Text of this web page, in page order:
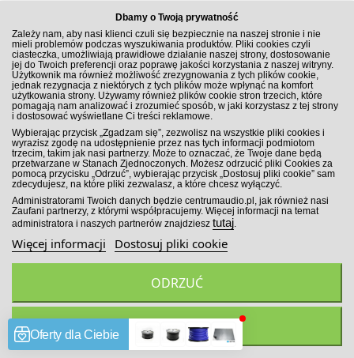
Dbamy o Twoją prywatność
Zależy nam, aby nasi klienci czuli się bezpiecznie na naszej stronie i nie
mieli problemów podczas wyszukiwania produktów. Pliki cookies czyli
ciasteczka, umożliwiają prawidłowe działanie naszej strony, dostosowanie
jej do Twoich preferencji oraz poprawę jakości korzystania z naszej witryny.
Użytkownik ma również możliwość zrezygnowania z tych plików cookie,
jednak rezygnacja z niektórych z tych plików może wpłynąć na komfort
użytkowania strony. Używamy również plików cookie stron trzecich, które
pomagają nam analizować i zrozumieć sposób, w jaki korzystasz z tej strony
i dostosować wyświetlane Ci treści reklamowe.
Wybierając przycisk „Zgadzam się”, zezwolisz na wszystkie pliki cookies i
wyrazisz zgodę na udostępnienie przez nas tych informacji podmiotom
trzecim, takim jak nasi partnerzy. Może to oznaczać, że Twoje dane będą
przetwarzane w Stanach Zjednoczonych. Możesz odrzucić pliki Cookies za
pomocą przycisku „Odrzuć”, wybierając przycisk „Dostosuj pliki cookie” sam
zdecydujesz, na które pliki zezwalasz, a które chcesz wyłączyć.
Administratorami Twoich danych będzie centrumaudio.pl, jak również nasi
Zaufani partnerzy, z którymi współpracujemy. Więcej informacji na temat
administratora i naszych partnerów znajdziesz tutaj.
Więcej informacji Dostosuj pliki cookie
ODRZUĆ
ZGADZAM SIĘ
24,00 zł
szt